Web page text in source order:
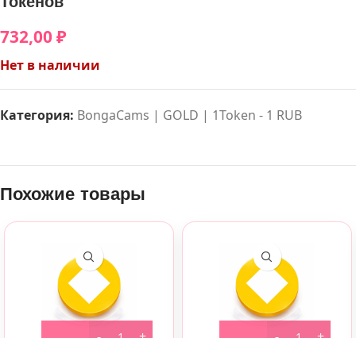
732,00 ₽
Нет в наличии
Категория: BongaCams | GOLD | 1Token - 1 RUB
Похожие товары